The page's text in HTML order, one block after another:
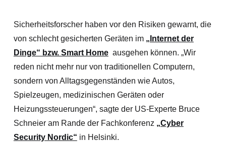
Sicherheitsforscher haben vor den Risiken gewarnt, die
von schlecht gesicherten Geräten im „Internet der
Dinge“ bzw. Smart Homeausgehen können. „Wir
reden nicht mehr nur von traditionellen Computern,
sondern von Alltagsgegenständen wie Autos,
Spielzeugen, medizinischen Geräten oder
Heizungssteuerungen“, sagte der US-Experte Bruce
Schneier am Rande der Fachkonferenz „Cyber
Security Nordic“ in Helsinki.